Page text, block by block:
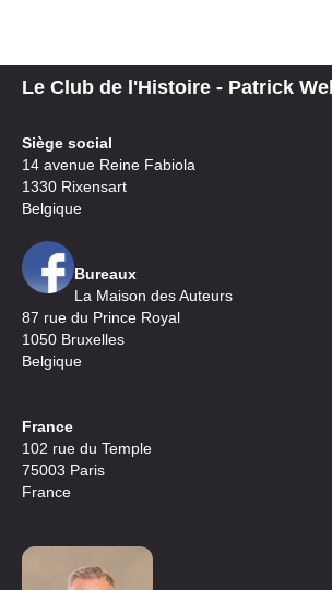
Le Club de l'Histoire - Patrick
Siège social
14 avenue Reine Fabiola
1330 Rixensart
Belgique
Bureaux
La Maison des Auteurs
87 rue du Prince Royal
1050 Bruxelles
Belgique
France
102 rue du Temple
75003 Paris
France